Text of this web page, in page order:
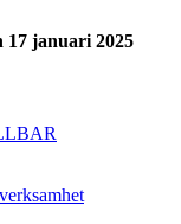
17 januari 2025